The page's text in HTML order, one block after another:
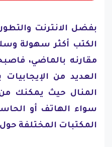
بفضل الانترنت
الكتب أكثر سهولة
مقارنه بالماضي،
العديد من
المنال حيث يمكنك
سواء الهاتف أو
المكتبات المختلفة حول